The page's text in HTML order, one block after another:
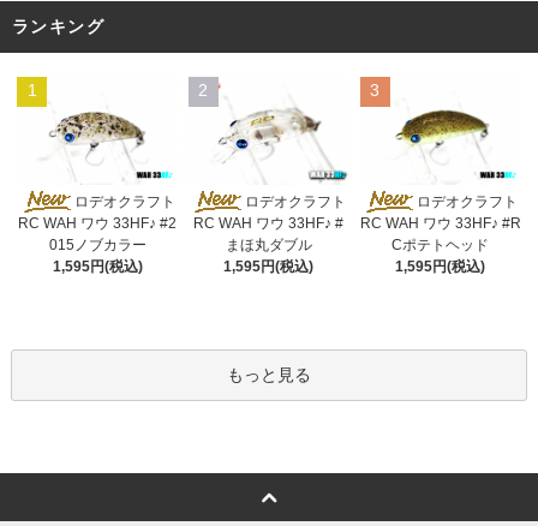
ランキング
1
ロデオクラフト
RC WAH ワウ 33HF♪ #2
015ノブカラー
1,595円(税込)
2
ロデオクラフト
RC WAH ワウ 33HF♪ #
まほ丸ダブル
1,595円(税込)
3
ロデオクラフト
RC WAH ワウ 33HF♪ #R
Cポテトヘッド
1,595円(税込)
もっと見る